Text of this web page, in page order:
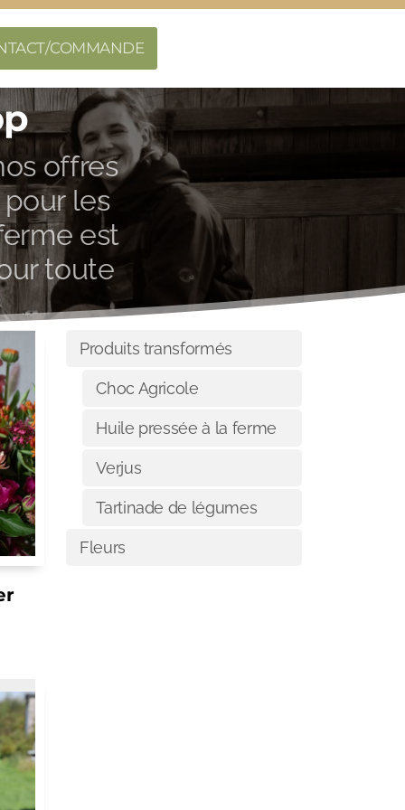
COMMANDE
offres
les
est
toute
Produits transformés
Choc Agricole
Huile pressée à la ferme
Verjus
Tartinade de légumes
Fleurs